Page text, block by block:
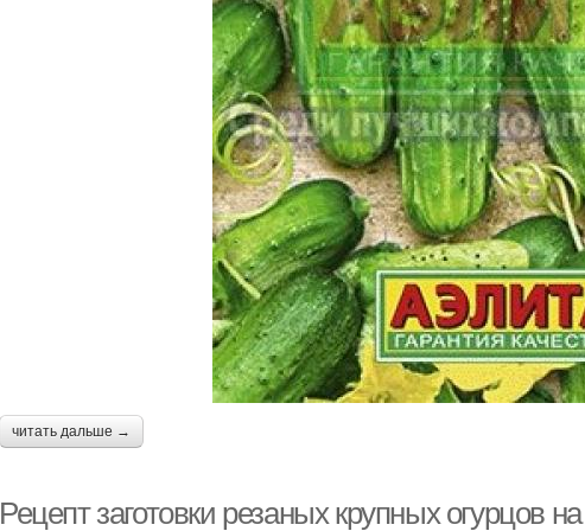
читать дальше →
Рецепт заготовки резаных крупных огурцов